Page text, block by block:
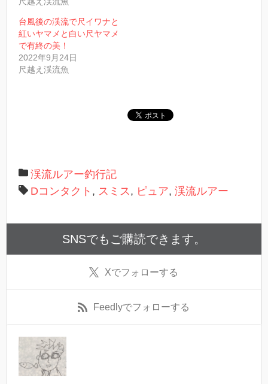
(
し
い
ウ
ィ
ン
ド
ウ
で
台風後の渓流で尺イワナと
紅いヤマメと白い尺ヤマメ
で有終の美！
2022年9月24日
尺越え渓流魚
渓流ルアー釣行記
Dコンタクト , スミス, ピュア, 渓流ルアー
SNSでもご購読できます。
Xでフォローする
Feedlyでフォローする